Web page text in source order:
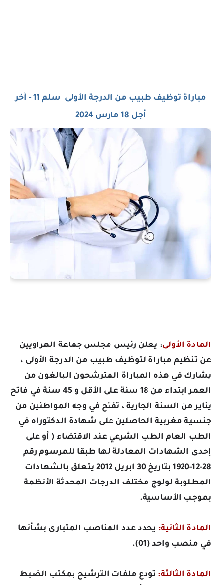
مباراة توظيف طبيب من الدرجة الأولى سلم 11 - آخر
أجل 18 مارس 2024
المادة الأولى: يعلن رئيس مجلس جماعة الهراويين
عن تنظيم مباراة لتوظيف طبيب من الدرجة الأولى ،
يشارك في هذه المباراة المترشحون البالغون من
العمر ابتداء من 18 سنة على الأقل و 45 سنة في فاتح
يناير من السنة الجارية ، تفتح في وجه المواطنين من
جنسية مغربية الحاصلين على شهادة الدكتوراه في
الطب العام الطب الشرعي عند الاقتضاء ( أو على
إحدى الشهادات المعادلة لها طبقا للمرسوم رقم
28-12-1920 بتاريخ 30 ابريل 2012 يتعلق بالشهادات
المطلوبة لولوج مختلف الدرجات المحدثة الأنظمة
بموجب الأساسية.
المادة الثانية: يحدد عدد المناصب المتبارى بشأنها
في منصب واحد (01).
المادة الثالثة: تودع ملفات الترشيح بمكتب الضبط